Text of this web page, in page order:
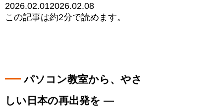
2026.02.012026.02.08
この記事は約2分で読めます。
― パソコン教室から、やさ
しい日本の再出発を ―